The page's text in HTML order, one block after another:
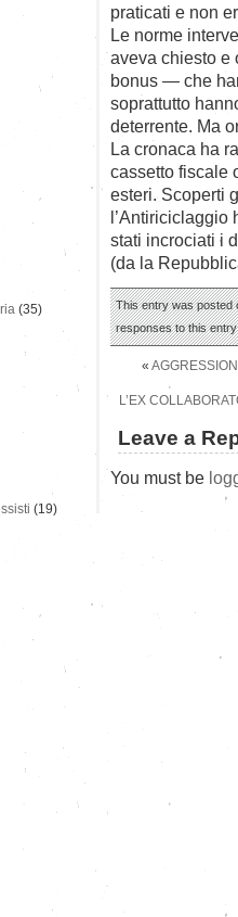
praticati e non
Le norme
aveva chiesto e
bonus — che
soprattutto
deterrente. Ma
La cronaca ha
cassetto fiscale
esteri. Scoperti
l’Antiriciclaggio
stati incrociati i
(da la
This entry was posted
responses to this
«
L’EX
Leave a
You must be
(35)
(19)